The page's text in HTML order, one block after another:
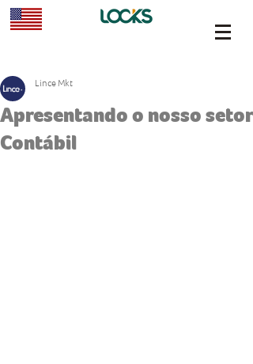
Apresentando o nosso setor
Contábil
Lince Mkt